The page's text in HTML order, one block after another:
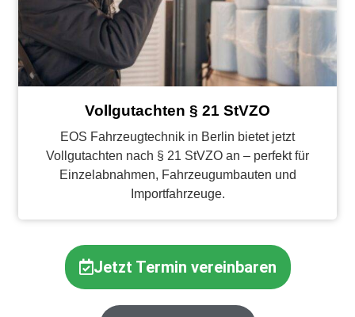
Vollgutachten § 21 StVZO
EOS Fahrzeugtechnik in Berlin bietet jetzt
Vollgutachten nach § 21 StVZO an – perfekt für
Einzelabnahmen, Fahrzeugumbauten und
Importfahrzeuge.
Jetzt Termin vereinbaren